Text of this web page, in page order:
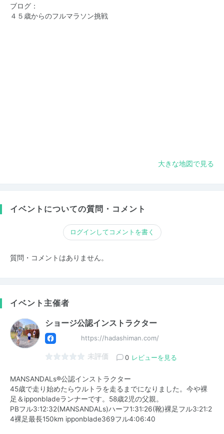
ブログ：
４５歳からのフルマラソン挑戦
大きな地図で見る
イベントについての質問・コメント
ログインしてコメントを書く
質問・コメントはありません。
イベント主催者
ショージ公認インストラクター
https://hadashiman.com/
未評価 0 レビューを見る
MANSANDALs®️公認インストラクター
45歳で走り始めたらウルトラを走るまでになりました。今や裸
足＆ipponbladeランナーです。58歳2児の父親。
PBフル3:12:32(MANSANDALs)ハーフ1:31:26(靴)裸足フル3:21:2
4裸足最長150km ipponblade369フル4:06:40